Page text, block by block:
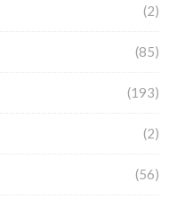
(2)
(85)
(193)
(2)
(56)